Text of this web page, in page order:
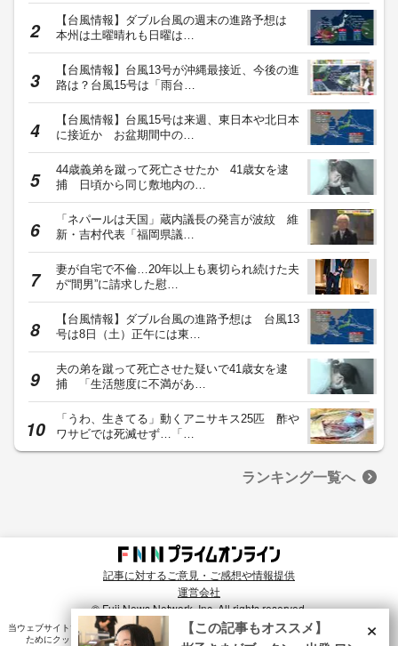
【台風情報】ダブル台風の週末の進路予想は
本州は土曜晴れも日曜は…
【台風情報】台風13号が沖縄最接近、今後の進
路は？台風15号は「雨台…
【台風情報】台風15号は来週、東日本や北日本
に接近か お盆期間中の…
44歳義弟を蹴って死亡させたか 41歳女を逮
捕 日頃から同じ敷地内の…
「ネパールは天国」蔵内議長の発言が波紋 維
新・吉村代表「福岡県議…
妻が自宅で不倫…20年以上も裏切られ続けた夫
が“間男”に請求した慰…
【台風情報】ダブル台風の進路予想は 台風13
号は8日（土）正午には東…
夫の弟を蹴って死亡させた疑いで41歳女を逮
捕 「生活態度に不満があ…
「うわ、生きてる」動くアニサキス25匹 酢や
ワサビでは死滅せず…「…
ランキング一覧へ
記事に対するご意見・ご感想や情報提供
運営会社
© Fuji News Network, Inc. All rights reserved.
当ウェブサイトでは、ユーザのニーズ・興味・関⼼に合致したコンテンツや広告配信を提供する
ためにクッキーを使⽤しています。詳細は、
プライバシーポリシー をご確認ください。×
【この記事もオススメ】